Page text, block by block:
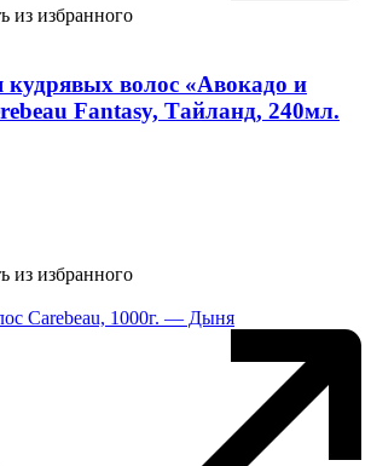
из избранного
волос «Авокадо и
Fantasy, Тайланд, 240мл.
из избранного